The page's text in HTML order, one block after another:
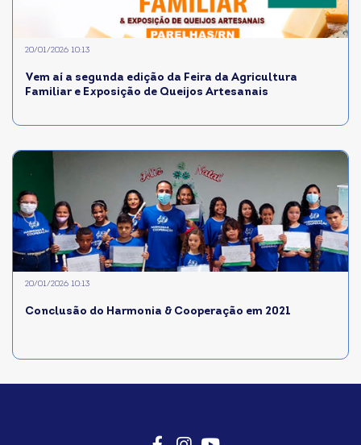
Vem aí a segunda edição da Feira da Agricultura
Familiar e Exposição de Queijos Artesanais
20/01/2026 10:13
Conclusão do Harmonia & Cooperação em 2021
20/01/2026 10:13